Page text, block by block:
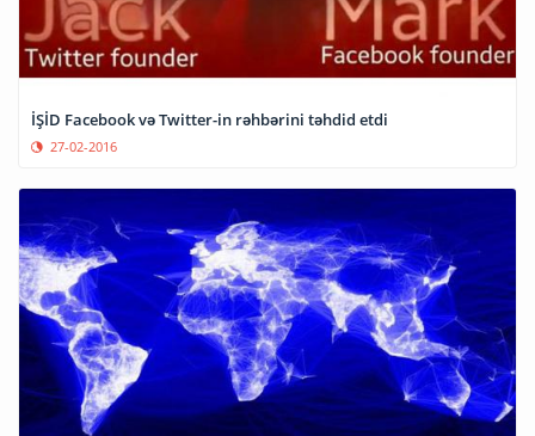
İŞİD Facebook və Twitter-in rəhbərini təhdid etdi
27-02-2016